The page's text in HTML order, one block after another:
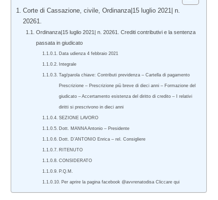
Corte di Cassazione, civile, Ordinanza|15 luglio 2021| n.
20261.
Ordinanza|15 luglio 2021| n. 20261. Crediti contributivi e la sentenza
passata in giudicato
Data udienza 4 febbraio 2021
Integrale
Tag/parola chiave: Contributi previdenza – Cartella di pagamento
Prescrizione – Prescrizione più breve di dieci anni – Formazione del
giudicato – Accertamento esistenza del diritto di credito – I relativi
diritti si prescrivono in dieci anni
SEZIONE LAVORO
Dott. MANNA Antonio – Presidente
Dott. D’ANTONIO Enrica – rel. Consigliere
RITENUTO
CONSIDERATO
P.Q.M.
Per aprire la pagina facebook @avvrenatodisa Cliccare qui